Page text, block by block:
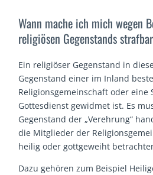
Wann mache ich mich wegen
religiösen Gegenstands
Ein religiöser Gegenstand in
Gegenstand einer im Inland
Religionsgemeinschaft oder eine
Gottesdienst gewidmet ist. Es
Gegenstand der „Verehrung“
die Mitglieder der
heilig oder gottgeweiht
Dazu gehören zum Beispiel